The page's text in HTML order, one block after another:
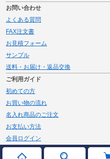
お問い合わせ
よくある質問
FAX注文書
お見積フォーム
サンプル
送料・お届け・返品交換
ご利用ガイド
初めての方
お買い物の流れ
名入れ商品のご注文
お支払い方法
会員ログイン
メルマガ登録